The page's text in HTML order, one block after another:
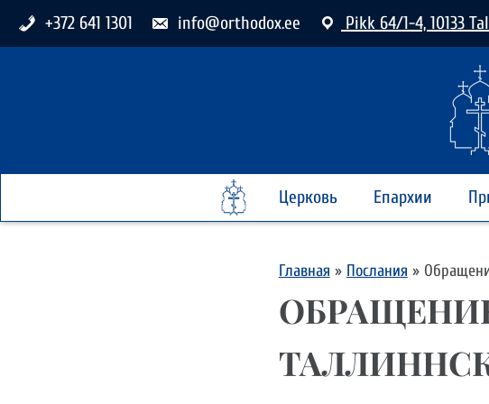
+372 641 1301 info@orthodox.ee Pikk 64/1-4, 10133
Церковь Епархии
Главная » Послания »